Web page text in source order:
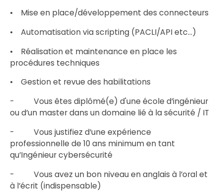
• Mise en place/développement des connecteurs
• Automatisation via scripting (PACLI/API etc...)
• Réalisation et maintenance en place les
procédures techniques
• Gestion et revue des habilitations
- Vous êtes diplômé(e) d'une école d’ingénieur
ou d’un master dans un domaine lié à la sécurité / IT
- Vous justifiez d’une expérience
professionnelle de 10 ans minimum en tant
qu’Ingénieur cybersécurité
- Vous avez un bon niveau en anglais à l’oral et
à l’écrit (indispensable)